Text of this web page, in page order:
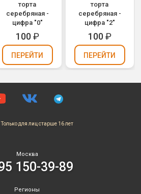
торта
серебряная -
цифра "0"
100₽
ПЕРЕЙТИ
торта
серебряная -
цифра "2"
100₽
ПЕРЕЙТИ
Только для лиц старше 16 лет
Москва
150-39-89
Регионы